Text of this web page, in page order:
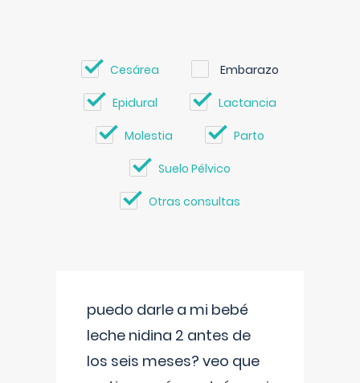
Cesárea Embarazo
Epidural Lactancia
Molestia Parto
Suelo Pélvico
Otras consultas
puedo darle a mi bebé
leche nidina 2 antes de
los seis meses? veo que